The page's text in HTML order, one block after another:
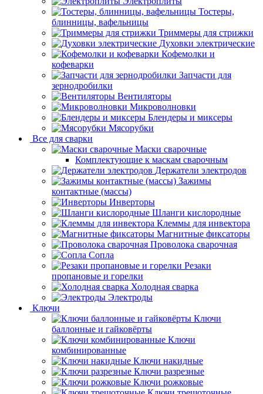
Тостеры,
блинницы, вафельницы
Триммеры для стрижки
Духовки электрические
Кофемолки и
кофеварки
Запчасти для
зернодробилки
Вентиляторы
Микроволновки
Блендеры и миксеры
Мясорубки
Все для сварки
Маски сварочные
Комплектующие к маскам сварочным
Держатели электродов
Зажимы
контактные (массы)
Инверторы
Шланги кислородные
Клеммы для инвектора
Магнитные фиксаторы
Проволока сварочная
Сопла
Резаки
пропановые и горелки
Холодная сварка
Электроды
Ключи
Ключи
баллонные и гайковёрты
Ключи
комбинированные
Ключи накидные
Ключи разрезные
Ключи рожковые